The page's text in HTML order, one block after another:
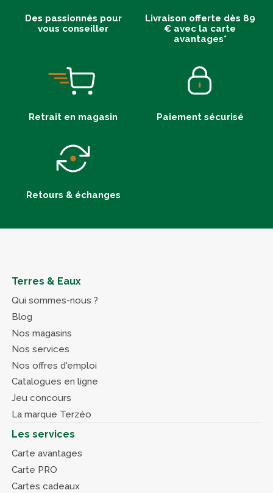
Des passionnés pour
vous conseiller
Livraison offerte dès 89
€ avec la carte
avantages*
Retrait en magasin Paiement sécurisé
Retours & échanges
Terres & Eaux
Qui sommes-nous ?
Blog
Nos magasins
Nos services
Nos offres d'emploi
Catalogues en ligne
Jeu concours
La marque Terzéo
Les services
Carte avantages
Carte PRO
Cartes cadeaux